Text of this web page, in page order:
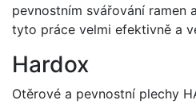
pevnostním svářování ramen
tyto práce velmi efektivně a
Hardox
Otěrové a pevnostní plechy